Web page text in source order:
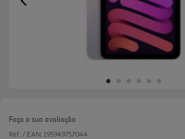
Previous
Faça a sua avaliação
Ref. / EAN: 195949757044